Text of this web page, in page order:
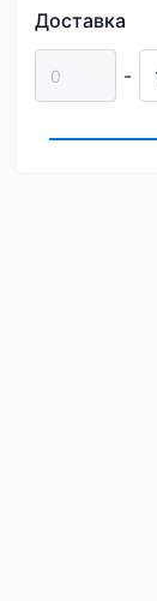
VAICO
Доставка
-